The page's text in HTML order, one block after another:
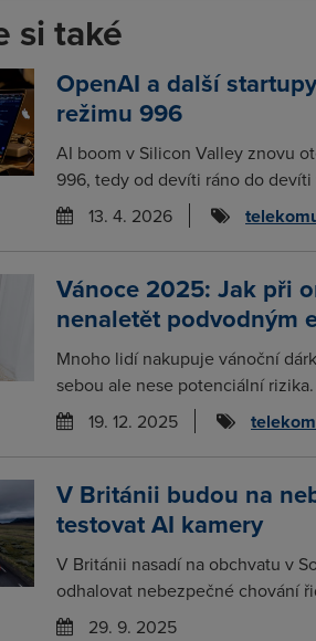
si také
OpenAI a další
režimu 996
AI boom v Silicon Valley znovu
996, tedy od devíti ráno do devíti
13. 4. 2026
Vánoce 2025: Jak při
nenaletět podvodným
Mnoho lidí nakupuje vánoční
sebou ale nese potenciální
19. 12. 2025
V Británii budou na
testovat AI kamery
V Británii nasadí na obchvatu v
odhalovat nebezpečné chování
29. 9. 2025